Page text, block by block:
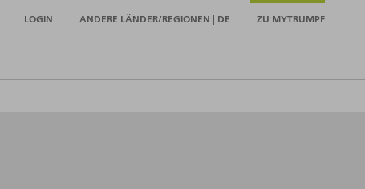
LOGIN ANDERE LÄNDER/REGIONEN | DE ZU MYTRUMPF